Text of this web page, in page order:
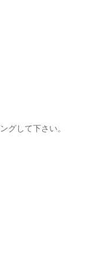
グして下さい。